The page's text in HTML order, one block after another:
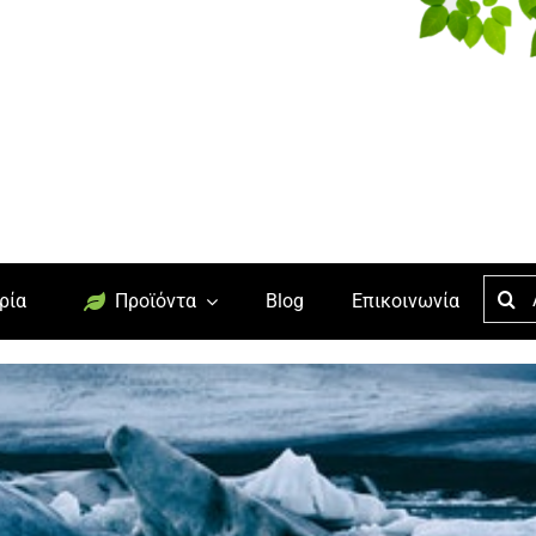
Προϊόντα Blog Επικοινωνία
for: